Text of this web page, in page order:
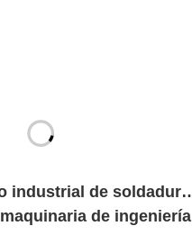
industrial de soldadura
de ingeniería